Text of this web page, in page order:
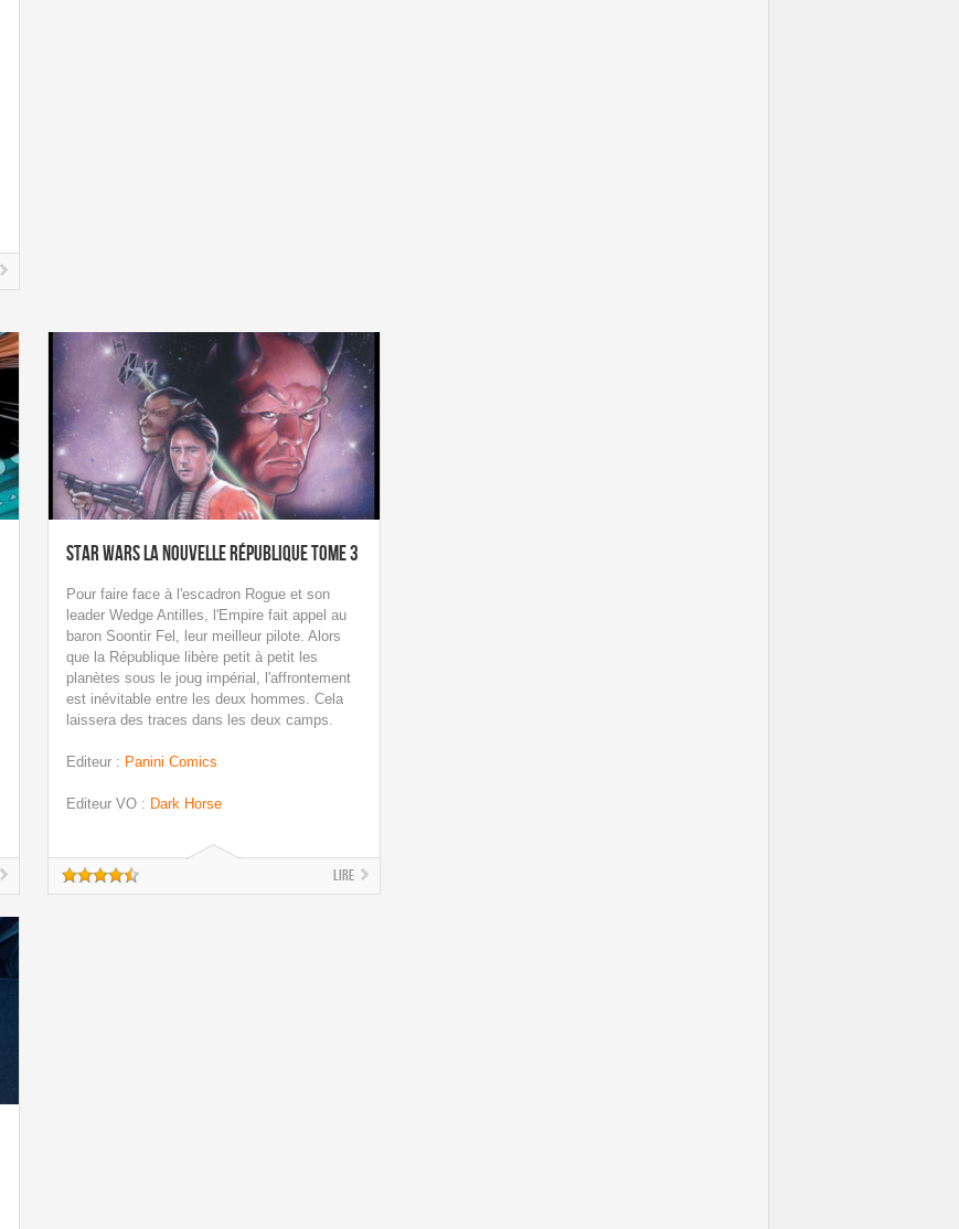
Star Wars La Nouvelle République tome 3
Pour faire face à l'escadron Rogue et son
leader Wedge Antilles, l'Empire fait appel au
baron Soontir Fel, leur meilleur pilote. Alors
que la République libère petit à petit les
planètes sous le joug impérial, l'affrontement
est inévitable entre les deux hommes. Cela
laissera des traces dans les deux camps.
Editeur : Panini Comics
Editeur VO : Dark Horse
Lire